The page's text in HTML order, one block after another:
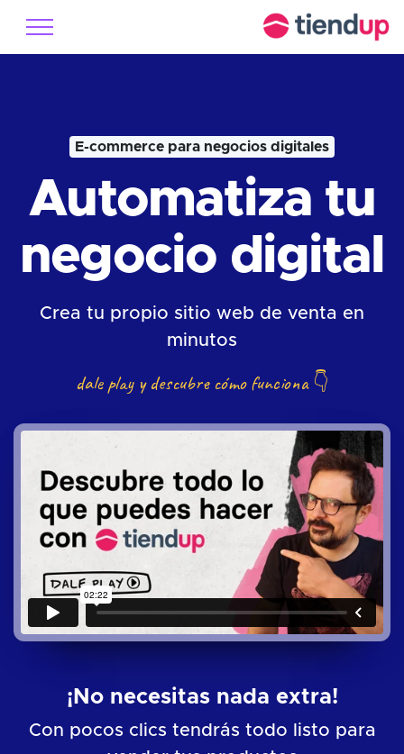
E-commerce para negocios digitales
Automatiza tu
negocio digital
Crea tu propio sitio web de venta en
minutos
dale play y descubre cómo funciona 👇
¡No necesitas nada extra!
Con pocos clics tendrás todo listo para